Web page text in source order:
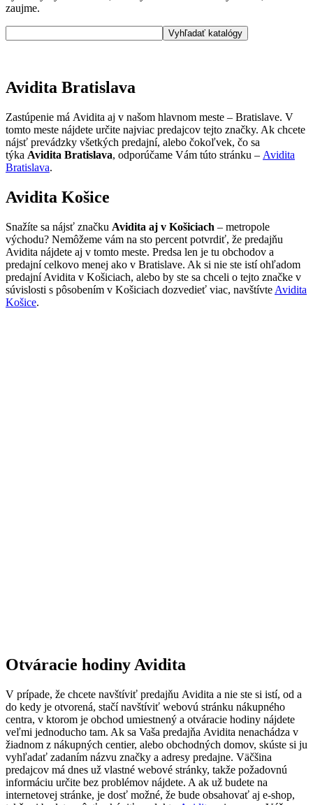
zaujme.
Avidita Bratislava
Zastúpenie má Avidita aj v našom hlavnom meste – Bratislave. V
tomto meste nájdete určite najviac predajcov tejto značky. Ak chcete
nájsť prevádzky všetkých predajní, alebo čokoľvek, čo sa
týka Avidita Bratislava, odporúčame Vám túto stránku – Avidita
Bratislava.
Avidita Košice
Snažíte sa nájsť značku Avidita aj v Košiciach – metropole
východu? Nemôžeme vám na sto percent potvrdiť, že predajňu
Avidita nájdete aj v tomto meste. Predsa len je tu obchodov a
predajní celkovo menej ako v Bratislave. Ak si nie ste istí ohľadom
predajní Avidita v Košiciach, alebo by ste sa chceli o tejto značke v
súvislosti s pôsobením v Košiciach dozvedieť viac, navštívte Avidita
Košice.
Otváracie hodiny Avidita
V prípade, že chcete navštíviť predajňu Avidita a nie ste si istí, od a
do kedy je otvorená, stačí navštíviť webovú stránku nákupného
centra, v ktorom je obchod umiestnený a otváracie hodiny nájdete
veľmi jednoducho tam. Ak sa Vaša predajňa Avidita nenachádza v
žiadnom z nákupných centier, alebo obchodných domov, skúste si ju
vyhľadať zadaním názvu značky a adresy predajne. Väčšina
predajcov má dnes už vlastné webové stránky, takže požadovnú
informáciu určite bez problémov nájdete. A ak už budete na
internetovej stránke, je dosť možné, že bude obsahovať aj e-shop,